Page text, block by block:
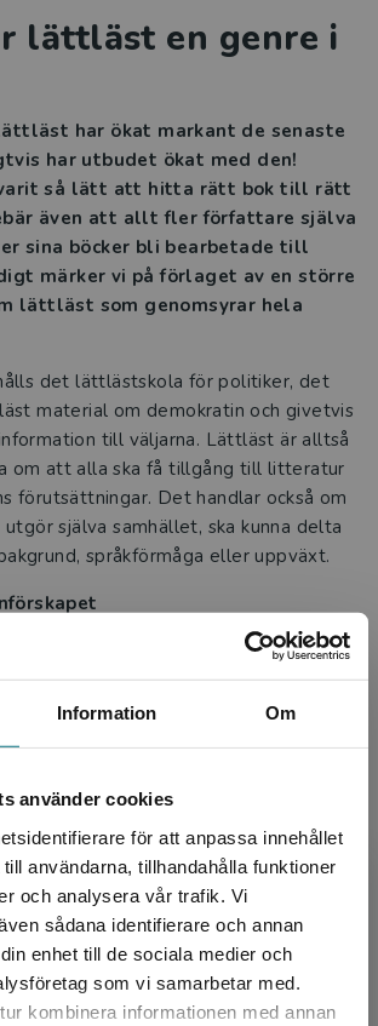
Information Om
använder cookies
för att anpassa innehållet
användarna, tillhandahålla funktioner
och analysera vår trafik. Vi
sådana identifierare och annan
enhet till de sociala medier och
som vi samarbetar med.
kombinera informationen med annan
fraktregion
lättläst en genre i
har ökat markant de senaste
har utbudet ökat med den!
så lätt att hitta rätt bok till rätt
även att allt fler författare själva
sina böcker bli bearbetade till
märker vi på förlaget av en större
lättläst som genomsyrar hela
det lättlästskola för politiker, det
material om demokratin och givetvis
till väljarna. Lättläst är alltså
om att alla ska få tillgång till litteratur
förutsättningar. Det handlar också om
själva samhället, ska kunna delta
språkförmåga eller uppväxt.
lättläst litteratur och
påminna politikerna om vilka
del av vårt samhälle, förebygger vi på
nödvändig.
aktuell; nya höstkatalogen innehåller
för unga och vuxna. Vi på Vilja är
som bidrar till att det lättlästa
varit så brett, så rikt och känts så
du saknar i lättlästhyllan? Tveka